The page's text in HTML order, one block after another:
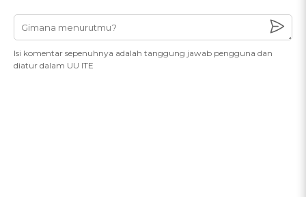
Isi komentar sepenuhnya adalah tanggung jawab pengguna dan
diatur dalam UU ITE